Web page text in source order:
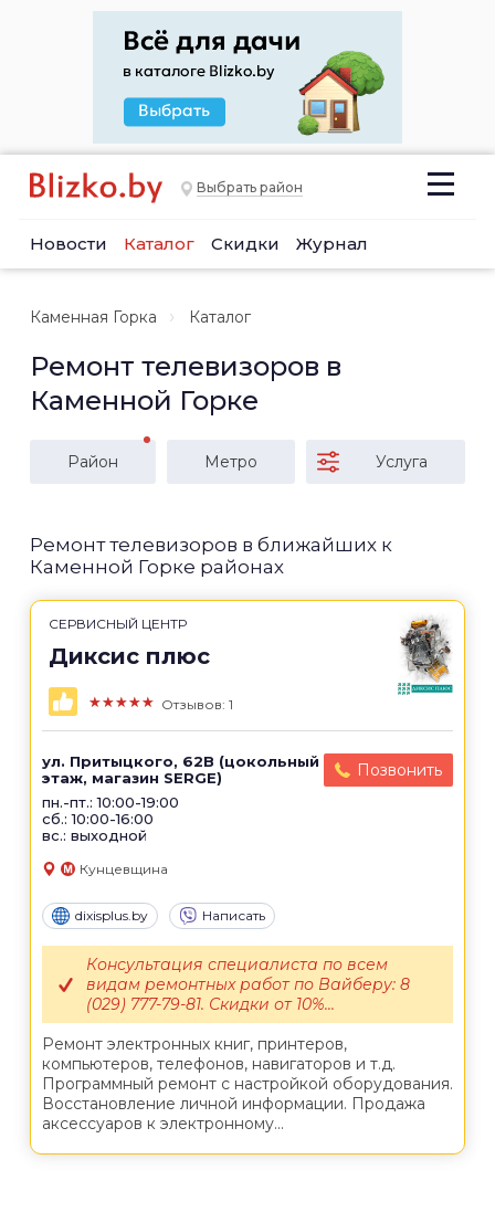
Выбрать район
Новости Каталог Скидки Журнал
Каменная Горка Каталог
Ремонт телевизоров в
Каменной Горке
Район Метро Услуга
Ремонт телевизоров в ближайших к
Каменной Горке районах
СЕРВИСНЫЙ ЦЕНТР
Диксис плюс
★★★★★ Отзывов: 1
ул. Притыцкого, 62B (цокольный
этаж, магазин SERGE)
пн.-пт.: 10:00-19:00
сб.: 10:00-16:00
вс.: выходной
Позвонить
Кунцевщина
dixisplus.by Написать
Ремонт электронных книг, принтеров,
компьютеров, телефонов, навигаторов и т.д.
Программный ремонт с настройкой оборудования.
Восстановление личной информации. Продажа
аксессуаров к электронному...
Консультация специалиста по всем
видам ремонтных работ по Вайберу: 8
(029) 777-79-81. Скидки от 10%...